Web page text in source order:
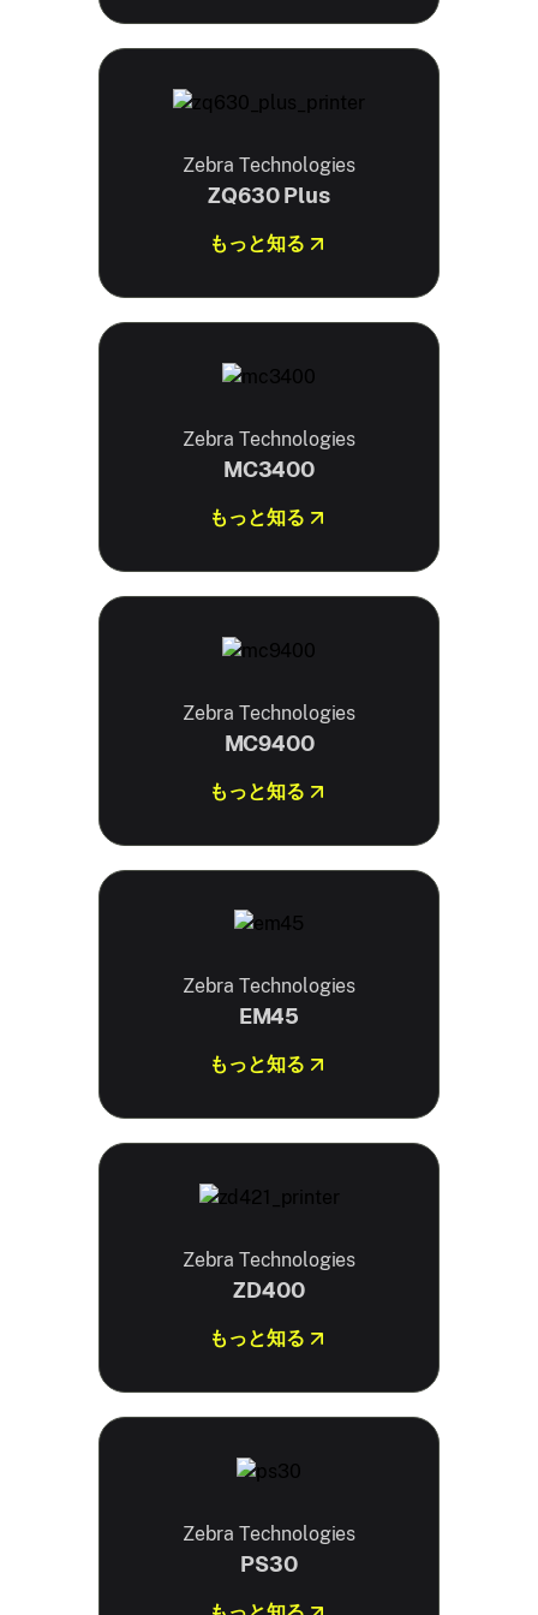
Zebra Technologies
ZQ630 Plus
もっと知る
Zebra Technologies
MC3400
もっと知る
Zebra Technologies
MC9400
もっと知る
Zebra Technologies
EM45
もっと知る
Zebra Technologies
ZD400
もっと知る
Zebra Technologies
PS30